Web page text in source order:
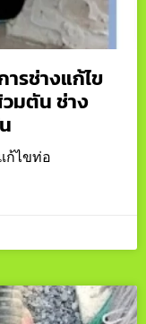
รช่างแก้ไข
มตัน ช่าง
ก้ไขท่อ